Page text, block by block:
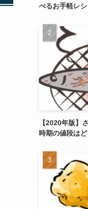
べるお手軽レ
【2020年版】
時期の値段は